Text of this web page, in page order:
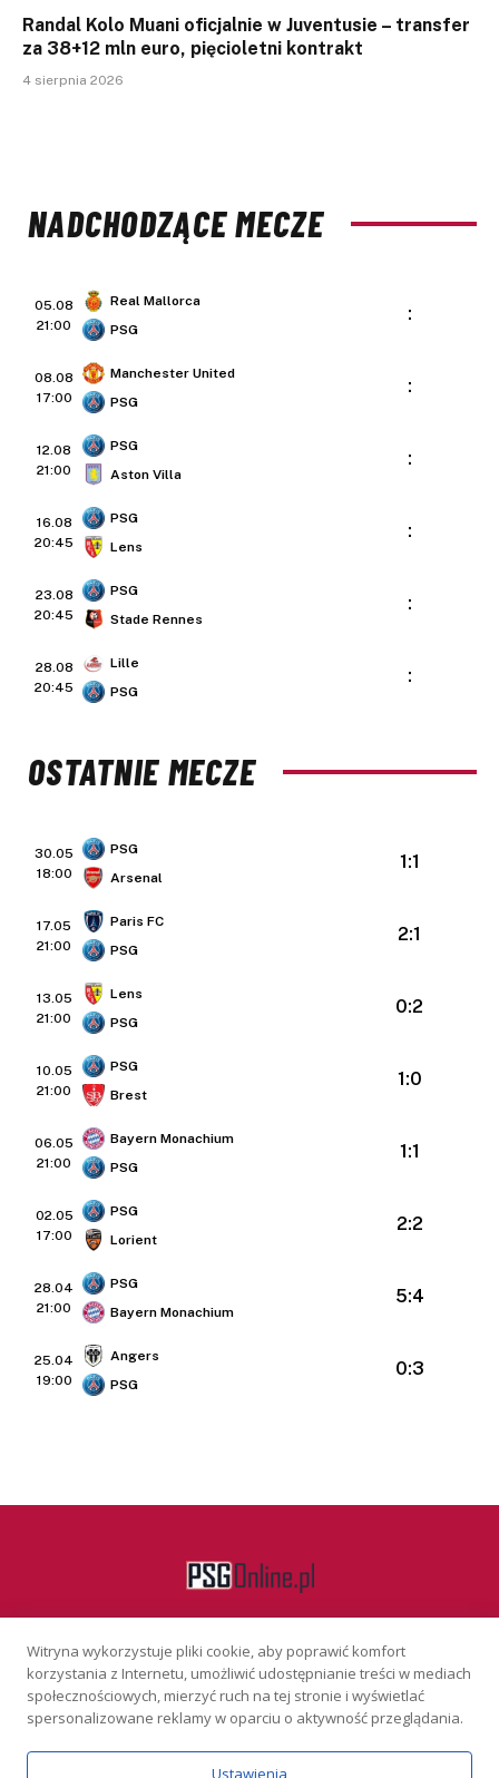
Randal Kolo Muani oficjalnie w Juventusie – transfer
za 38+12 mln euro, pięcioletni kontrakt
4 sierpnia 2026
NADCHODZĄCE MECZE
05.08
21:00
Real Mallorca
PSG
:
08.08
17:00
Manchester United
PSG
:
12.08
21:00
PSG
Aston Villa
:
16.08
20:45
PSG
Lens
:
23.08
20:45
PSG
Stade Rennes
:
28.08
20:45
Lille
PSG
:
OSTATNIE MECZE
30.05
18:00
PSG
Arsenal
1:1
17.05
21:00
Paris FC
PSG
2:1
13.05
21:00
Lens
PSG
0:2
10.05
21:00
PSG
Brest
1:0
06.05
21:00
Bayern Monachium
PSG
1:1
02.05
17:00
PSG
Lorient
2:2
28.04
21:00
PSG
Bayern Monachium
5:4
25.04
19:00
Angers
PSG
0:3
Facebook
KONTAKT REKLAMA POLITYKA PRYWATNOŚCI
Witryna wykorzystuje pliki cookie, aby poprawić komfort
korzystania z Internetu, umożliwić udostępnianie treści w mediach
społecznościowych, mierzyć ruch na tej stronie i wyświetlać
spersonalizowane reklamy w oparciu o aktywność przeglądania.
Ustawienia